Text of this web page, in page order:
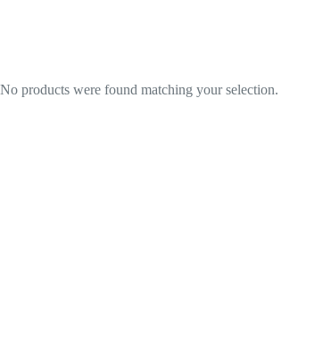
No products were found matching your selection.